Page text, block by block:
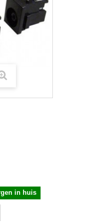
in huis